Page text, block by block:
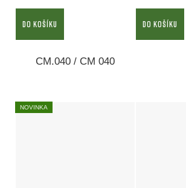
DO KOŠÍKU
CM.040 / CM 040
DO KOŠÍKU
NOVINKA